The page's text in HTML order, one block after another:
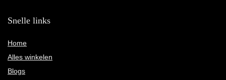
Snelle links
Home
Alles winkelen
Blogs